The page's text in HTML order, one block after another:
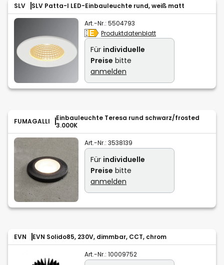
SLV SLV Patta-I LED-Einbauleuchte rund, weiß matt
Art.-Nr.: 5504793
Produktdatenblatt
Für individuelle
Preise bitte
anmelden
FUMAGALLI
Einbauleuchte Teresa rund schwarz/frosted
3.000K
Art.-Nr.: 3538139
Für individuelle
Preise bitte
anmelden
EVN EVN Solido85, 230V, dimmbar, CCT, chrom
Art.-Nr.: 10009752